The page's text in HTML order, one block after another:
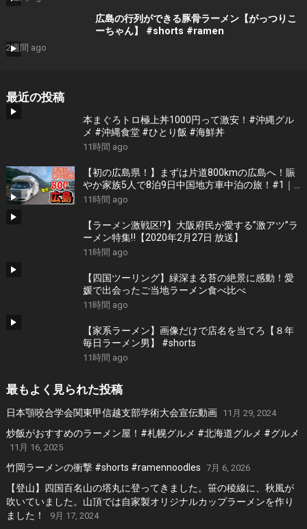
広島の行列ができる豚骨ラーメン【がっつりこ
ーちゃん】 #shorts #ramen
2週間 ago
最近の投稿
本まぐろトロ極上丼1000円って激安！#沖縄グル
メ #沖縄食堂 #ひとり飯 #海鮮丼
11時間 ago
【初の広島県！】まずは片道800kmの広島へ！賑
やか家族5人で8泊9日中国地方車中泊の旅！#1｜
風情溢れる尾道と家族大絶賛のご当地ラーメン｜
全国制覇！＞
11時間 ago
【ラーメン激戦区!?】大阪府民が愛する”激アツ”ラ
ーメン特集‼︎【2020年2月27日 放送】
11時間 ago
【四国ツーリング】緑深まる苔の絶景に感動！愛
媛で出会ったご当地ラーメン食べ比べ
11時間 ago
【家系ラーメン】画像だけで店名を当てろ【８年
毎日ラーメン男】 #shorts
11時間 ago
最もよく見られた投稿
日本顎咬合学会関東甲信越支部学術大会宣伝動画 11月 29, 2024
炒飯がおすすめのラーメン屋！#札幌グルメ #北海道グルメ #グルメ
11月 16, 2025
竹岡ラーメンの衝撃 #shorts #ramennoodles 7月 6, 2026
【登山】四国百名山の塔丸に登ってきました。笹の稜線に、秋風が
吹いていました。山頂では自家製オリジナルカップラーメンを作り
ました！
9月 17, 2024